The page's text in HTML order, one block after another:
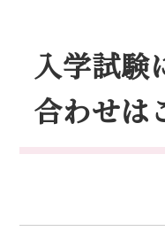
入学試験
合わせは